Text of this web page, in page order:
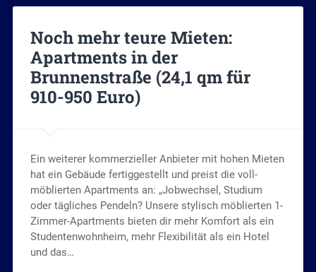
Noch mehr teure Mieten:
Apartments in der
Brunnenstraße (24,1 qm für
910-950 Euro)
Ein weiterer kommerzieller Anbieter mit hohen Mieten
hat ein Gebäude fertiggestellt und preist die voll-
möblierten Apartments an: „Jobwechsel, Studium
oder tägliches Pendeln? Unsere stylisch möblierten 1-
Zimmer-Apartments bieten dir mehr Komfort als ein
Studentenwohnheim, mehr Flexibilität als ein Hotel
und das…